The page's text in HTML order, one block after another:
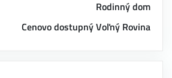
Rodinný dom
Cenovo dostupnýVoľný Rovina